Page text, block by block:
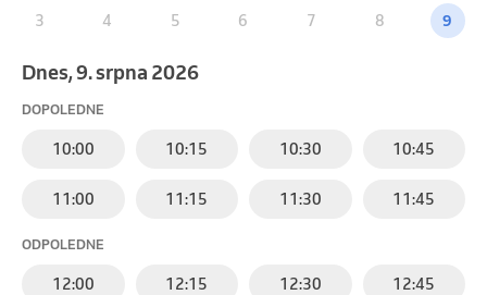
3 4 5 6 7 8 9
Dnes, 9. srpna 2026
DOPOLEDNE
10:00 10:15 10:30 10:45
11:00 11:15 11:30 11:45
ODPOLEDNE
12:00 12:15 12:30 12:45